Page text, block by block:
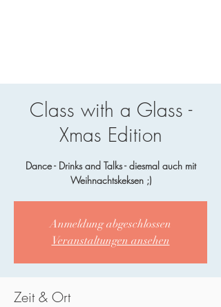
Class with a Glass -
Xmas Edition
Dance - Drinks and Talks - diesmal auch mit
Weihnachtskeksen ;)
Anmeldung abgeschlossen
Veranstaltungen ansehen
Zeit & Ort